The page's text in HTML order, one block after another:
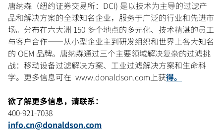
唐纳森（纽约证券交易所：DCI) 是以技术为主导的过滤产
品和解决方案的全球知名企业，服务于广泛的行业和先进市
场。分布在六大洲 150 多个地点的多元化、技术精湛的员工
与客户合作——从小型企业主到研发组织和世界上各大知名
的 OEM 品牌。唐纳森通过三个主要领域解决复杂的过滤挑
战：移动设备过滤解决方案、工业过滤解决方案和生命科
学。更多信息可在 www.donaldson.com上获得。
欲了解更多信息，请联系：
400-921-7038
info.cn@donaldson.com